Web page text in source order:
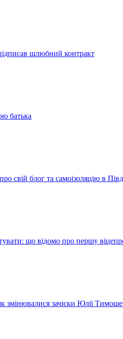
шлюбний контракт
батька
свій блог та самоізоляцію в
що відомо про першу
змінювалися зачіски Юлії